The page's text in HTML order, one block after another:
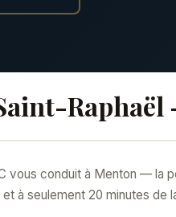
Raphaël
vous conduit à Menton — la
à seulement 20 minutes de